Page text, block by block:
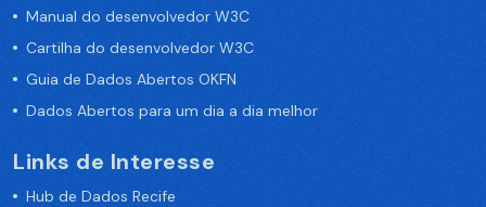
Manual do desenvolvedor W3C
Cartilha do desenvolvedor W3C
Guia de Dados Abertos OKFN
Dados Abertos para um dia a dia melhor
Links de Interesse
Hub de Dados Recife